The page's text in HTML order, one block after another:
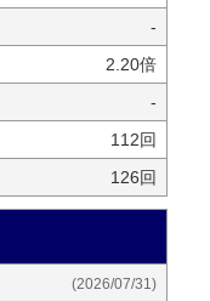
-
2.20倍
-
112回
126回
(2026/07/31)